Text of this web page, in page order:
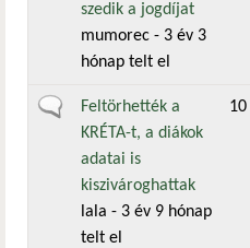
szedik a jogdíjat
mumorec - 3 év 3
hónap telt el
Általános téma
Feltörhették a
KRÉTA-t, a diákok
adatai is
kiszivároghattak
lala - 3 év 9 hónap
telt el
10